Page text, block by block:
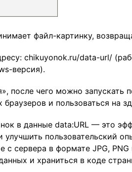
файл-картинку,
chikuyonok.ru/data-url/
версия).
после чего можно
и пользоваться на
в данные data:URL — это
улучшить пользовательский
с сервера в формате JPG,
и храниться в коде